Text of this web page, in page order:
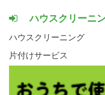
ハウスクリーニ
ハウスクリーニング
片付けサービス